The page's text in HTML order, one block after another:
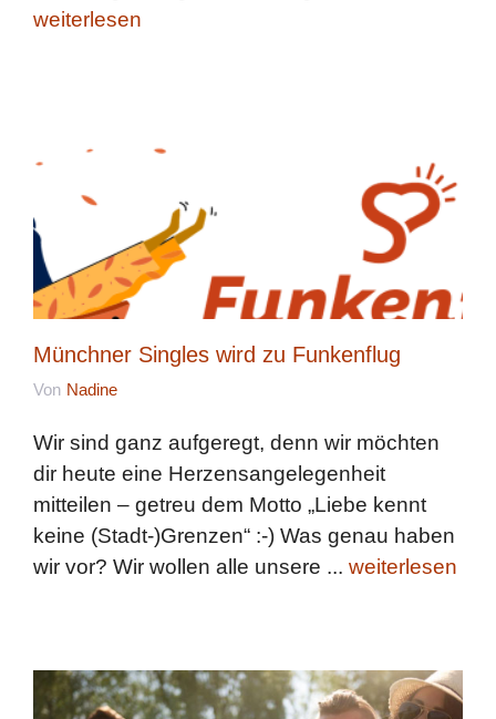
weiterlesen
Münchner Singles wird zu Funkenflug
Von Nadine
Wir sind ganz aufgeregt, denn wir möchten
dir heute eine Herzensangelegenheit
mitteilen – getreu dem Motto „Liebe kennt
keine (Stadt-)Grenzen“ :-) Was genau haben
wir vor? Wir wollen alle unsere ... weiterlesen